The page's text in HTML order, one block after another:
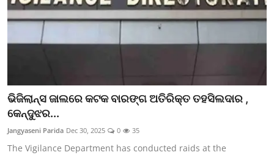
ଭିଜିଲାନ୍ସ ଜାଲରେ କଟକ ବାରଙ୍ଗ ଅତିରିକ୍ତ ତହସିଲଦାର ,
କେନ୍ଦୁଝର...
Jangyaseni Parida Dec 30, 2025 0 35
The Vigilance Department has conducted raids at the